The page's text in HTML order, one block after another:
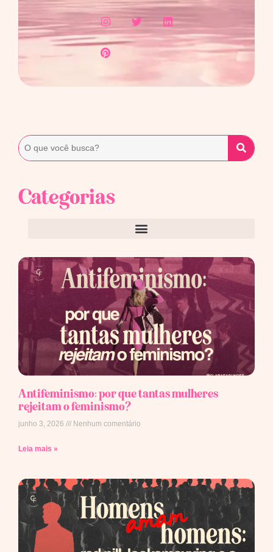
Categorias
Antifeminismo: por que tantas mulheres
rejeitam o feminismo?
junho 3, 2026 Nenhum comentário
Leia mais »